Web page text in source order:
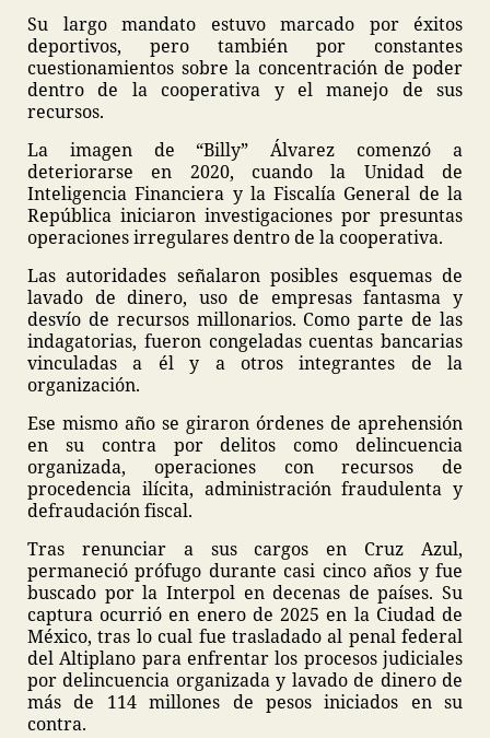
Su largo mandato estuvo marcado por éxitos
deportivos, pero también por constantes
cuestionamientos sobre la concentración de poder
dentro de la cooperativa y el manejo de sus
recursos.
La imagen de “Billy” Álvarez comenzó a
deteriorarse en 2020, cuando la Unidad de
Inteligencia Financiera y la Fiscalía General de la
República iniciaron investigaciones por presuntas
operaciones irregulares dentro de la cooperativa.
Las autoridades señalaron posibles esquemas de
lavado de dinero, uso de empresas fantasma y
desvío de recursos millonarios. Como parte de las
indagatorias, fueron congeladas cuentas bancarias
vinculadas a él y a otros integrantes de la
organización.
Ese mismo año se giraron órdenes de aprehensión
en su contra por delitos como delincuencia
organizada, operaciones con recursos de
procedencia ilícita, administración fraudulenta y
defraudación fiscal.
Tras renunciar a sus cargos en Cruz Azul,
permaneció prófugo durante casi cinco años y fue
buscado por la Interpol en decenas de países. Su
captura ocurrió en enero de 2025 en la Ciudad de
México, tras lo cual fue trasladado al penal federal
del Altiplano para enfrentar los procesos judiciales
por delincuencia organizada y lavado de dinero de
más de 114 millones de pesos iniciados en su
contra.